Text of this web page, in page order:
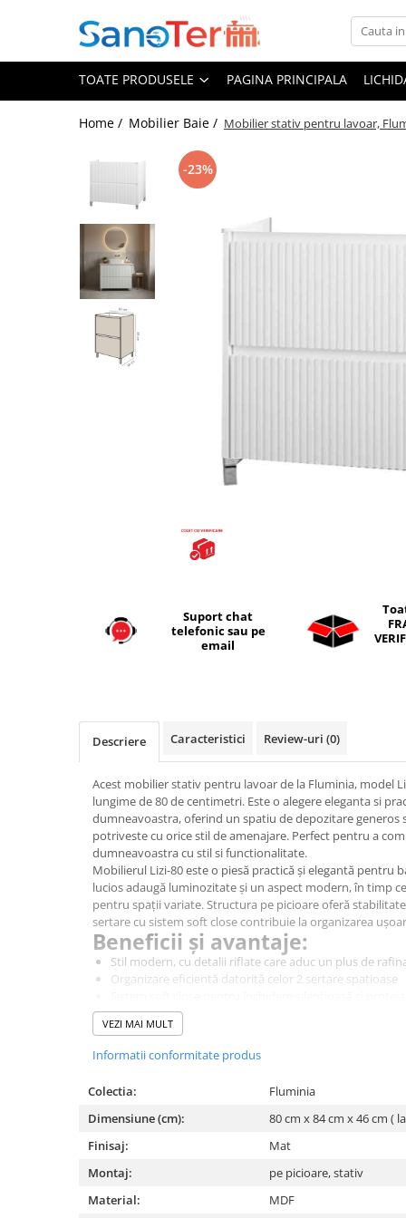
Toate Produsele
Obiecte Sanitare
Lavoare sub blat
Lavoare Colt Duble Speciale
Lavoare stative
Lavoare pe mobilier
Seturi Lavoare
Vase wc suspendate
Rezervore incastrate
Rame instalare
Seturi de mobilier si lavoar
Oglinzi baie si corpuri iluminat
Corpuri iluminat
Oglinzi cu iluminare
Oglinzi cu dulapior
Oglinzi simple
Mobilier Lavoar baie
Dulapuri de baie
Rafturi incastrate
Accesorii pentru mobila
Baterii lavoar
Seturi baterii
Baterii bideu si dus igienic
TOATE PRODUSELE PAGINA PRINCIPALA
Home / Mobilier Baie / Mobilier stativ pentru lavoar,
-23%
Suport chat
telefonic sau pe
email
Descriere Caracteristici Review-uri (0)
Acest mobilier stativ pentru lavoar de la Fluminia, model
lungime de 80 de centimetri. Este o alegere eleganta si
dumneavoastra, oferind un spatiu de depozitare generos
potriveste cu orice stil de amenajare. Perfect pentru a
dumneavoastra cu stil si functionalitate.
Mobilierul Lizi-80 este o piesă practică și elegantă pentru
lucios adaugă luminozitate și un aspect modern, în timp
pentru spații variate. Structura pe picioare oferă
sertare cu sistem soft close contribuie la organizarea
Beneficii și avantaje:
Stil modern, cu detalii riflate care aduc un plus de
Organizare eficientă datorită celor 2 sertare spațioase
Montaj stativ pe picioare, ideal pentru stabilitate și
Design compact și culoare alb lucios pentru un plus de
Specificații tehnice:
Finisaj: riflat lucios
Mânere decupate
Material: MDF
Culoare: alb
Dimensiuni:
*Fotografia are un caracter informativ și poate conține
VEZI MAI MULT
Informatii conformitate produs
Colectia:
Fluminia
Dimensiune (cm):
80 cm x 84 cm x 46 cm (
Finisaj:
Mat
Montaj:
pe picioare, stativ
Material:
MDF